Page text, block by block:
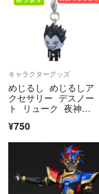
キャラクターグッズ
めじるし めじるしア
クセサリー デスノー
ト リューク 夜神
ルーロック 呪術 ブリ
¥750